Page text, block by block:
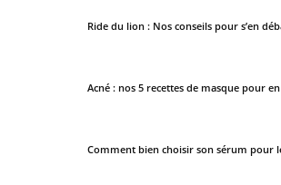
Ride du lion : Nos conseils pour s’en
Acné : nos 5 recettes de masque pour
Comment bien choisir son sérum pour